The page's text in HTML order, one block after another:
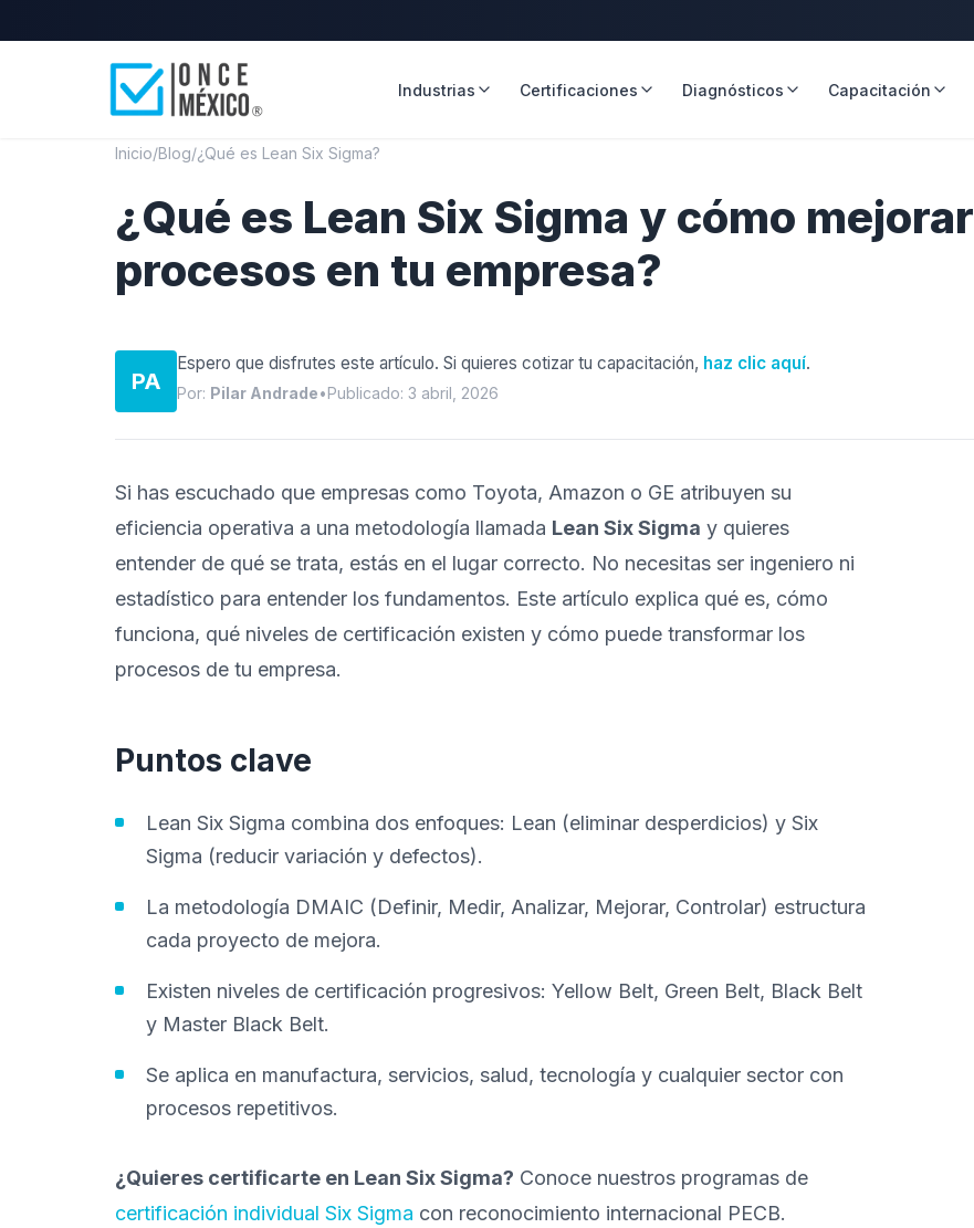
Industrias Certificaciones Diagnósticos Capacitación
Inicio/Blog/¿Qué es Lean Six Sigma?
¿Qué es Lean Six Sigma y cómo mejorar
procesos en tu empresa?
PA
Espero que disfrutes este artículo. Si quieres cotizar tu capacitación, haz clic aquí.
Por: Pilar Andrade•Publicado: 3 abril, 2026
Si has escuchado que empresas como Toyota, Amazon o GE atribuyen su
eficiencia operativa a una metodología llamada Lean Six Sigma y quieres
entender de qué se trata, estás en el lugar correcto. No necesitas ser ingeniero ni
estadístico para entender los fundamentos. Este artículo explica qué es, cómo
funciona, qué niveles de certificación existen y cómo puede transformar los
procesos de tu empresa.
Puntos clave
Lean Six Sigma combina dos enfoques: Lean (eliminar desperdicios) y Six
Sigma (reducir variación y defectos).
La metodología DMAIC (Definir, Medir, Analizar, Mejorar, Controlar) estructura
cada proyecto de mejora.
Existen niveles de certificación progresivos: Yellow Belt, Green Belt, Black Belt
y Master Black Belt.
Se aplica en manufactura, servicios, salud, tecnología y cualquier sector con
procesos repetitivos.
¿Quieres certificarte en Lean Six Sigma? Conoce nuestros programas de
certificación individual Six Sigma con reconocimiento internacional PECB.